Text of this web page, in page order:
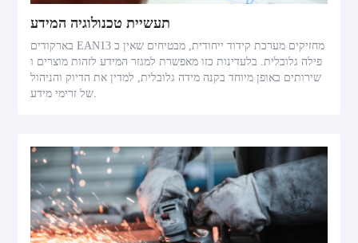
תעשיית טכנולוגיה המידע
בארקודים EAN13 מחזיקים מערכת קידוד ייחודית, מבטיחים שאין כ
פילה גלובלית. בלעדינות כזו מאפשרת למגזר המידע לזהות מוצרים ו
שירותים באופן מיוחד בקנה מידה גלובלית, למדין את הדיוק והניהול
של זרימי מידע.